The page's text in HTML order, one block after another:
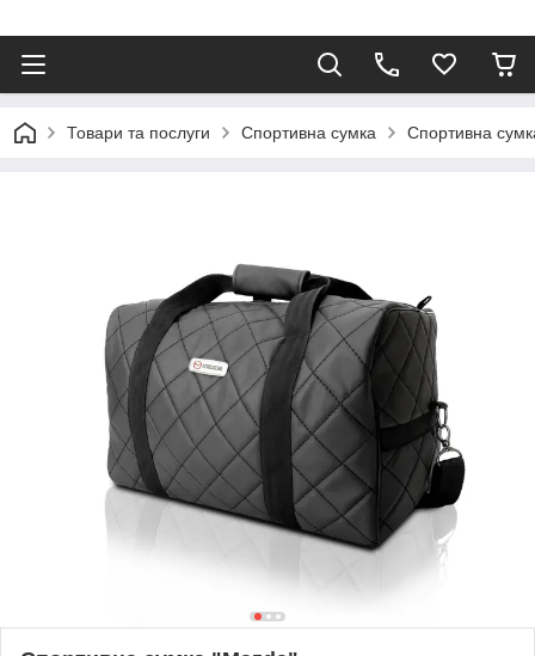
Товари та послуги Спортивна сумка Спортивна